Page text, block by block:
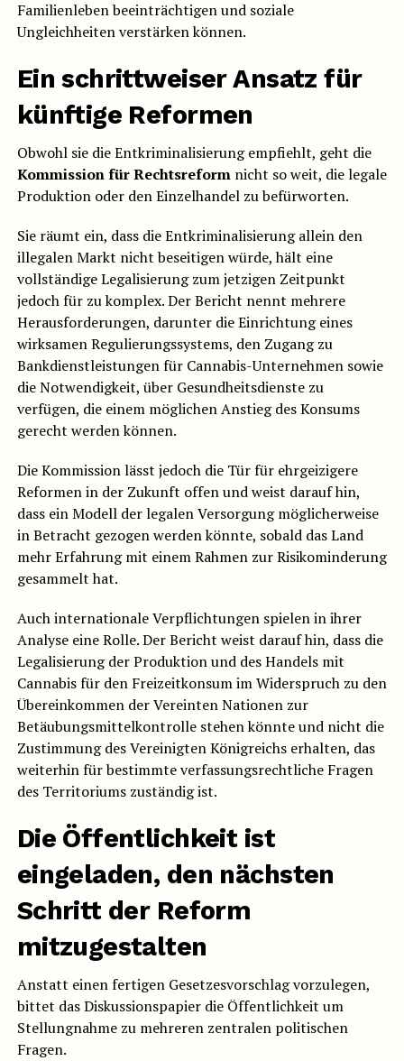
Familienleben beeinträchtigen und soziale
Ungleichheiten verstärken können.
Ein schrittweiser Ansatz für
künftige Reformen
Obwohl sie die Entkriminalisierung empfiehlt, geht die
Kommission für Rechtsreformnicht so weit, die legale
Produktion oder den Einzelhandel zu befürworten.
Sie räumt ein, dass die Entkriminalisierung allein den
illegalen Markt nicht beseitigen würde, hält eine
vollständige Legalisierung zum jetzigen Zeitpunkt
jedoch für zu komplex. Der Bericht nennt mehrere
Herausforderungen, darunter die Einrichtung eines
wirksamen Regulierungssystems, den Zugang zu
Bankdienstleistungen für Cannabis-Unternehmen sowie
die Notwendigkeit, über Gesundheitsdienste zu
verfügen, die einem möglichen Anstieg des Konsums
gerecht werden können.
Die Kommission lässt jedoch die Tür für ehrgeizigere
Reformen in der Zukunft offen und weist darauf hin,
dass ein Modell der legalen Versorgung möglicherweise
in Betracht gezogen werden könnte, sobald das Land
mehr Erfahrung mit einem Rahmen zur Risikominderung
gesammelt hat.
Auch internationale Verpflichtungen spielen in ihrer
Analyse eine Rolle. Der Bericht weist darauf hin, dass die
Legalisierung der Produktion und des Handels mit
Cannabis für den Freizeitkonsum im Widerspruch zu den
Übereinkommen der Vereinten Nationen zur
Betäubungsmittelkontrolle stehen könnte und nicht die
Zustimmung des Vereinigten Königreichs erhalten, das
weiterhin für bestimmte verfassungsrechtliche Fragen
des Territoriums zuständig ist.
Die Öffentlichkeit ist
eingeladen, den nächsten
Schritt der Reform
mitzugestalten
Anstatt einen fertigen Gesetzesvorschlag vorzulegen,
bittet das Diskussionspapier die Öffentlichkeit um
Stellungnahme zu mehreren zentralen politischen
Fragen.